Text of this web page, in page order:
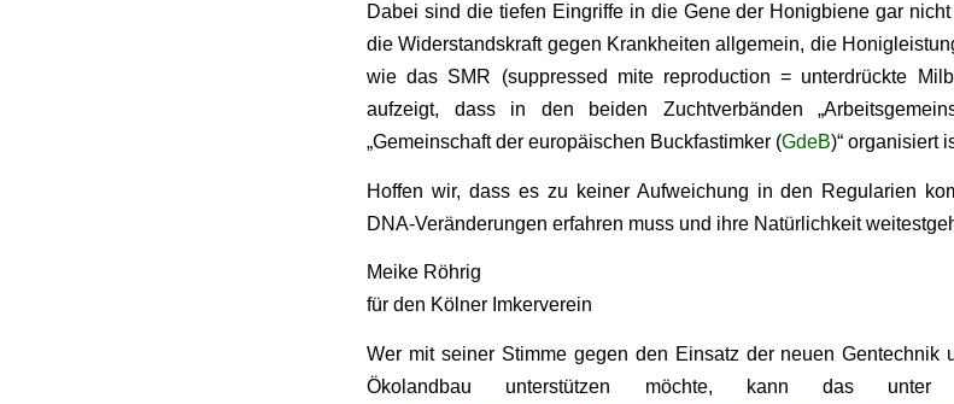
Dabei sind die tiefen Eingriffe in die Gene der Honigbiene gar
die Widerstandskraft gegen Krankheiten allgemein, die
wie das SMR (suppressed mite reproduction = unterdrückte
aufzeigt, dass in den beiden Zuchtverbänden
„Gemeinschaft der europäischen Buckfastimker (GdeB)“ organisiert
Hoffen wir, dass es zu keiner Aufweichung in den Regularien
DNA-Veränderungen erfahren muss und ihre Natürlichkeit
Meike Röhrig
für den Kölner Imkerverein
Wer mit seiner Stimme gegen den Einsatz der neuen Gentechnik
Ökolandbau unterstützen möchte, kann das unter